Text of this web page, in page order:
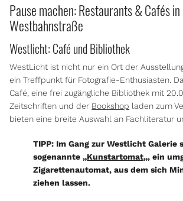
Pause machen: Restaurants & Cafés
Westbahnstraße
Westlicht: Café und Bibliothek
WestLicht ist nicht nur ein Ort der
ein Treffpunkt für Fotografie-Enthusiasten.
Café, eine frei zugängliche Bibliothek mit
Zeitschriften und der Bookshop laden zum
bieten eine breite Auswahl an Fachliteratur
TIPP: Im Gang zur Westlicht Galerie
sogenannte „Kunstartomat„, ein
Zigarettenautomat, aus dem sich
ziehen lassen.